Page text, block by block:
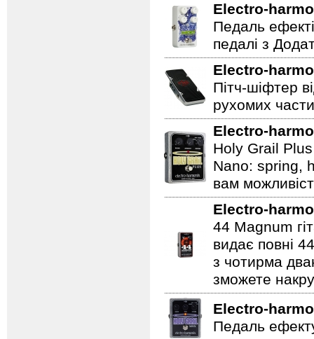
Electro-
Педаль
педалі з
Electro-
Пітч-шіфтер
рухомих
Electro-
Holy Grail Plus
Nano: spring,
вам
Electro-
44 Magnum
видає повні
з чотирма
зможете
Electro-
Педаль